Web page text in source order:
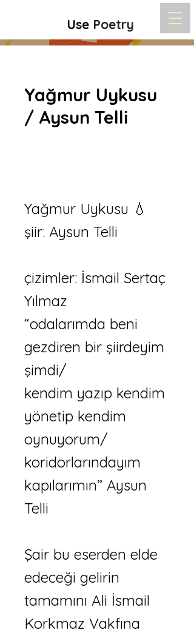
Use Poetry
Yağmur Uykusu
/ Aysun Telli
Yağmur Uykusu 💧
şiir: Aysun Telli
çizimler: İsmail Sertaç
Yılmaz
“odalarımda beni
gezdiren bir şiirdeyim
şimdi/
kendim yazıp kendim
yönetip kendim
oynuyorum/
koridorlarındayım
kapılarımın” Aysun
Telli
Şair bu eserden elde
edeceği gelirin
tamamını Ali İsmail
Korkmaz Vakfına